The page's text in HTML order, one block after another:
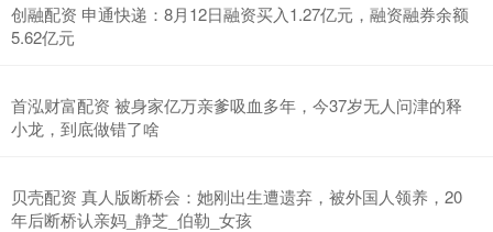
创融配资 申通快递：8月12日融资买入1.27亿元，融资融券余额
5.62亿元
首泓财富配资 被身家亿万亲爹吸血多年，今37岁无人问津的释
小龙，到底做错了啥
贝壳配资 真人版断桥会：她刚出生遭遗弃，被外国人领养，20
年后断桥认亲妈_静芝_伯勒_女孩